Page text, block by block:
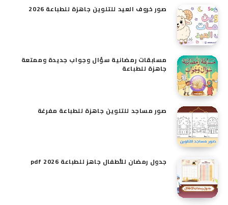
صور خروف العيد للتلوين​ جاهزة للطباعة 2026
مسابقات رمضانية سؤال وجواب جديدة وممتعة
جاهزة للطباعة
صور مساجد للتلوين جاهزة للطباعة مفرغة
جدول رمضان للأطفال جاهز للطباعة pdf 2026